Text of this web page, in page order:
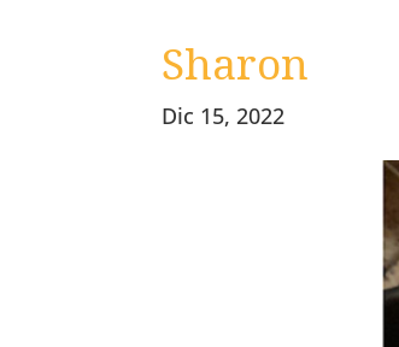
Sharon
Dic 15, 2022